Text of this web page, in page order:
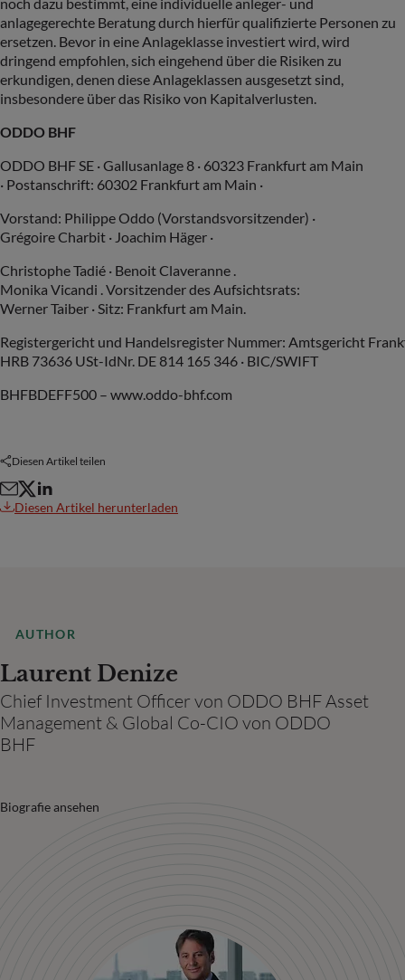
noch dazu bestimmt, eine individuelle anleger- und
anlagegerechte Beratung durch hierfür qualifizierte Personen zu
ersetzen. Bevor in eine Anlageklasse investiert wird, wird
dringend empfohlen, sich eingehend über die Risiken zu
erkundigen, denen diese Anlageklassen ausgesetzt sind,
insbesondere über das Risiko von Kapitalverlusten.
ODDO BHF
ODDO BHF SE · Gallusanlage 8 · 60323 Frankfurt am Main
· Postanschrift: 60302 Frankfurt am Main ·
Vorstand: Philippe Oddo (Vorstandsvorsitzender) ·
Grégoire Charbit · Joachim Häger ·
Christophe Tadié · Benoit Claveranne .
Monika Vicandi . Vorsitzender des Aufsichtsrats:
Werner Taiber · Sitz: Frankfurt am Main.
Registergericht und Handelsregister Nummer: Amtsgericht
HRB 73636 USt-IdNr. DE 814 165 346 · BIC/SWIFT
BHFBDEFF500 – www.oddo-bhf.com
Diesen Artikel teilen
Diesen Artikel herunterladen
AUTHOR
Laurent Denize
Chief Investment Officer von ODDO BHF Asset
Management & Global Co-CIO von ODDO
BHF
Biografie ansehen